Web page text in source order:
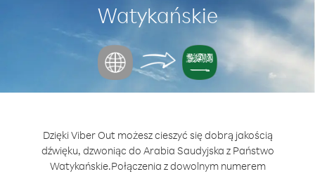
Watykańskie
Dzięki Viber Out możesz cieszyć się dobrą jakością
dźwięku, dzwoniąc do Arabia Saudyjska z Państwo
Watykańskie.Połączenia z dowolnym numerem